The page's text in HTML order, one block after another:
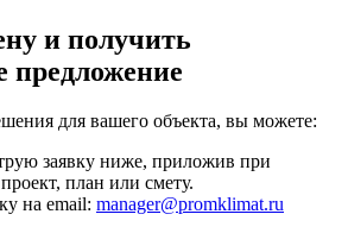
и получить
предложение
для вашего объекта, вы можете:
заявку ниже, приложив при
план или смету.
на email: manager@promklimat.ru